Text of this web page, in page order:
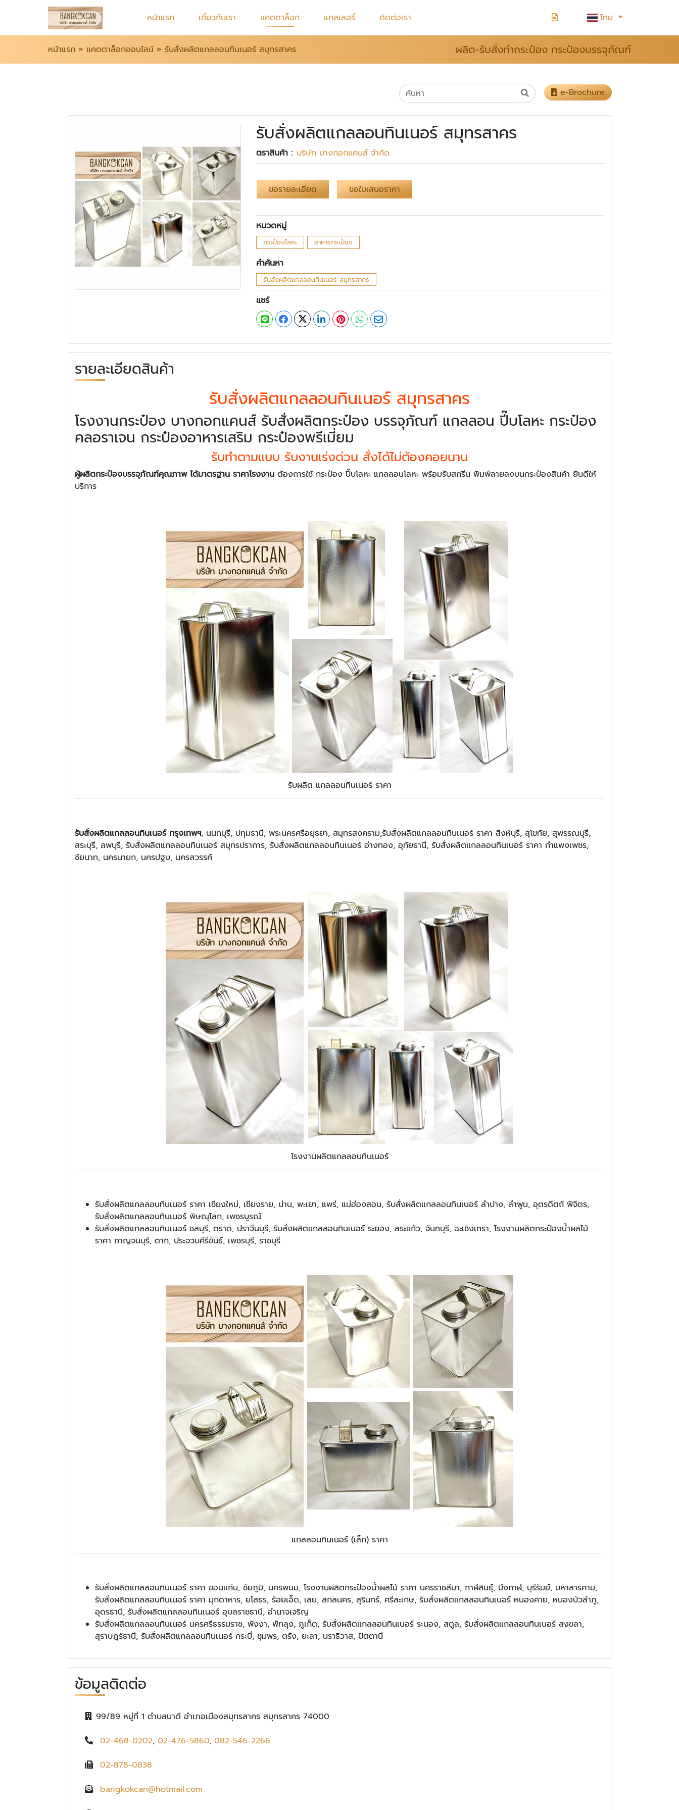
หน้าแรก เกี่ยวกับเรา แคตตาล็อก แกลเลอรี่ ติดต่อเรา ไทย
หน้าแรก » แคตตาล็อกออนไลน์ » รับสั่งผลิตแกลลอนทินเนอร์ สมุทรสาคร ผลิต-รับสั่งทำกระป๋อง กระป๋องบรรจุภัณฑ์
e-Brochure
รับสั่งผลิตแกลลอนทินเนอร์ สมุทรสาคร
ตราสินค้า : บริษัท บางกอกแคนส์ จำกัด
ขอรายละเอียด ขอใบเสนอราคา
หมวดหมู่
กระป๋องโลหะ อาหารกระป๋อง
คำค้นหา
รับสั่งผลิตแกลลอนทินเนอร์ สมุทรสาคร
แชร์
รายละเอียดสินค้า
รับสั่งผลิตแกลลอนทินเนอร์ สมุทรสาคร
โรงงานกระป๋อง บางกอกแคนส์ รับสั่งผลิตกระป๋อง บรรจุภัณฑ์ แกลลอน ปี๊บโลหะ กระป๋อง
คลอราเจน กระป๋องอาหารเสริม กระป๋องพรีเมี่ยม
รับทำตามแบบ รับงานเร่งด่วน สั่งได้ไม่ต้องคอยนาน
ผู้ผลิตกระป๋องบรรจุภัณฑ์คุณภาพ ได้มาตรฐาน ราคาโรงงาน ต้องการใช้ กระป๋อง ปี๊บโลหะ แกลลอนโลหะ พร้อมรับสกรีน พิมพ์ลายลงบนกระป๋องสินค้า ยินดีให้
บริการ
รับผลิต แกลลอนทินเนอร์ ราคา
รับสั่งผลิตแกลลอนทินเนอร์ กรุงเทพฯ, นนทบุรี, ปทุมธานี, พระนครศรีอยุธยา, สมุทรสงคราม,รับสั่งผลิตแกลลอนทินเนอร์ ราคา สิงห์บุรี, สุโขทัย, สุพรรณบุรี,
สระบุรี, ลพบุรี, รับสั่งผลิตแกลลอนทินเนอร์ สมุทรปราการ, รับสั่งผลิตแกลลอนทินเนอร์ อ่างทอง, อุทัยธานี, รับสั่งผลิตแกลลอนทินเนอร์ ราคา กำแพงเพชร,
ชัยนาท, นครนายก, นครปฐม, นครสวรรค์
โรงงานผลิตแกลลอนทินเนอร์
รับสั่งผลิตแกลลอนทินเนอร์ ราคา เชียงใหม่, เชียงราย, น่าน, พะเยา, แพร่, แม่ฮ่องสอน, รับสั่งผลิตแกลลอนทินเนอร์ ลำปาง, ลำพูน, อุตรดิตถ์ พิจิตร,
รับสั่งผลิตแกลลอนทินเนอร์ พิษณุโลก, เพชรบูรณ์
รับสั่งผลิตแกลลอนทินเนอร์ ชลบุรี, ตราด, ปราจีนบุรี, รับสั่งผลิตแกลลอนทินเนอร์ ระยอง, สระแก้ว, จันทบุรี, ฉะเชิงเทรา, โรงงานผลิตกระป๋องน้ำผลไม้
ราคา กาญจนบุรี, ตาก, ประจวบคีรีขันธ์, เพชรบุรี, ราชบุรี
แกลลอนทินเนอร์ (เล็ก) ราคา
รับสั่งผลิตแกลลอนทินเนอร์ ราคา ขอนแก่น, ชัยภูมิ, นครพนม, โรงงานผลิตกระป๋องน้ำผลไม้ ราคา นครราชสีมา, กาฬสินธุ์, บึงกาฬ, บุรีรัมย์, มหาสารคาม,
รับสั่งผลิตแกลลอนทินเนอร์ ราคา มุกดาหาร, ยโสธร, ร้อยเอ็ด, เลย, สกลนคร, สุรินทร์, ศรีสะเกษ, รับสั่งผลิตแกลลอนทินเนอร์ หนองคาย, หนองบัวลำภู,
อุดรธานี, รับสั่งผลิตแกลลอนทินเนอร์ อุบลราชธานี, อำนาจเจริญ
รับสั่งผลิตแกลลอนทินเนอร์ นครศรีธรรมราช, พังงา, พัทลุง, ภูเก็ต, รับสั่งผลิตแกลลอนทินเนอร์ ระนอง, สตูล, รับสั่งผลิตแกลลอนทินเนอร์ สงขลา,
สุราษฎร์ธานี, รับสั่งผลิตแกลลอนทินเนอร์ กระบี่, ชุมพร, ตรัง, ยะลา, นราธิวาส, ปัตตานี
ข้อมูลติดต่อ
99/89 หมู่ที่ 1 ตำบลนาดี อำเภอเมืองสมุทรสาคร สมุทรสาคร 74000
02-468-0202, 02-476-5860, 082-546-2266
02-878-0838
bangkokcan@hotmail.com